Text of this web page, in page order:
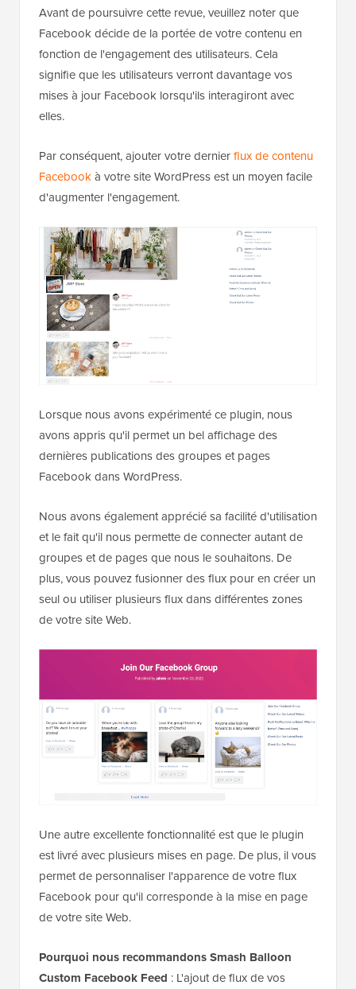
Avant de poursuivre cette revue, veuillez noter que
Facebook décide de la portée de votre contenu en
fonction de l'engagement des utilisateurs. Cela
signifie que les utilisateurs verront davantage vos
mises à jour Facebook lorsqu'ils interagiront avec
elles.
Par conséquent, ajouter votre dernierflux de contenu
Facebookà votre site WordPress est un moyen facile
d'augmenter l'engagement.
Lorsque nous avons expérimenté ce plugin, nous
avons appris qu'il permet un bel affichage des
dernières publications des groupes et pages
Facebook dans WordPress.
Nous avons également apprécié sa facilité d'utilisation
et le fait qu'il nous permette de connecter autant de
groupes et de pages que nous le souhaitons. De
plus, vous pouvez fusionner des flux pour en créer un
seul ou utiliser plusieurs flux dans différentes zones
de votre site Web.
Une autre excellente fonctionnalité est que le plugin
est livré avec plusieurs mises en page. De plus, il vous
permet de personnaliser l'apparence de votre flux
Facebook pour qu'il corresponde à la mise en page
de votre site Web.
Pourquoi nous recommandons Smash Balloon
Custom Facebook Feed : L'ajout de flux de vos